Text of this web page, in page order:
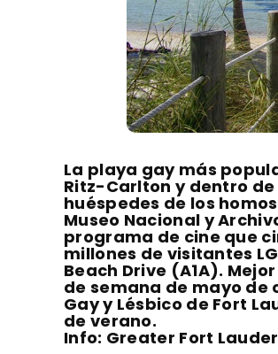
La playa gay más
Ritz-Carlton y dentro
huéspedes de los
Museo Nacional y
programa de cine que
millones de visitantes
Beach Drive (A1A).
de semana de mayo de
Gay y Lésbico de Fort
de verano.
Info: Greater Fort